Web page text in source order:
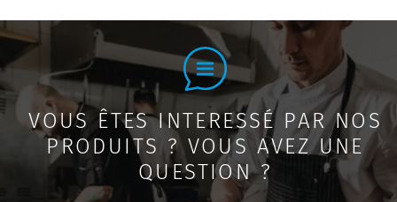
VOUS ÊTES INTERESSÉ PAR NOS
PRODUITS ? VOUS AVEZ UNE
QUESTION ?